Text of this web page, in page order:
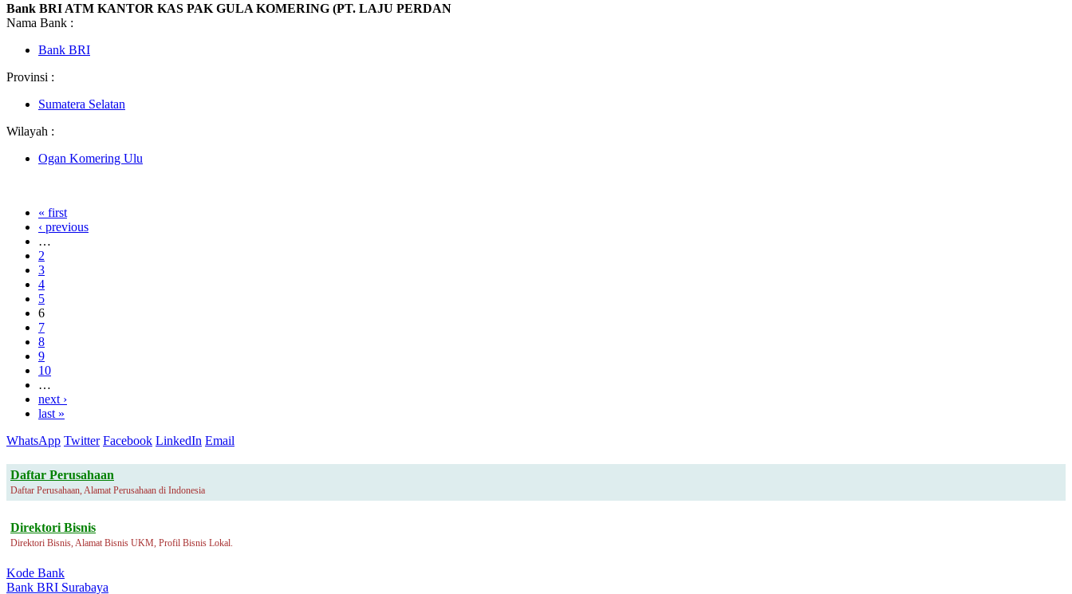
Bank BRI ATM KANTOR KAS PAK GULA KOMERING (PT. LAJU PERDAN
Nama Bank :
Bank BRI
Provinsi :
Sumatera Selatan
Wilayah :
Ogan Komering Ulu
« first
‹ previous
…
2
3
4
5
6
7
8
9
10
…
next ›
last »
WhatsApp Twitter Facebook LinkedIn Email
Daftar Perusahaan
Daftar Perusahaan, Alamat Perusahaan di Indonesia
Direktori Bisnis
Direktori Bisnis, Alamat Bisnis UKM, Profil Bisnis Lokal.
Kode Bank
Bank BRI Surabaya